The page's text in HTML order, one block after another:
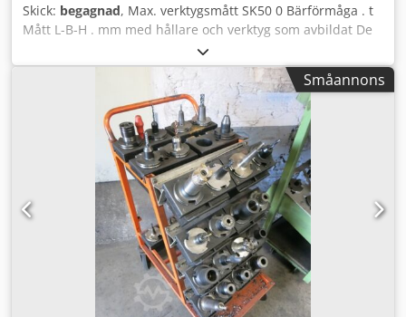
Skick: begagnad, Max. verktygsmått SK50 0 Bärförmåga . t
Mått L-B-H . mm med hållare och verktyg som avbildat De
tekniska uppgifterna kommer från tillverkaren eller
operatören och är därför ej bindande för oss.
Mellanförsäljning förbehålles; våra allmänna affärs- och
försäljningsvillkor gäller uteslutande. Om oss över 400
egna maskiner i lager Dcedpfoyycxiox Anlek över 15 000 m²
lageryta, krankapacitet 70 t mer än 10 000 artiklar tillbehör
för din verkstad Vill du sälja maskiner, produktionslinjer
eller din verksamhet, kontakta oss. Fler erbjudanden finns
på vår webbplats. Visning möjlig efter överenskommelse.
Vi ser fram emot ditt besök. Ditt Markus Hirsch Team
Småannons